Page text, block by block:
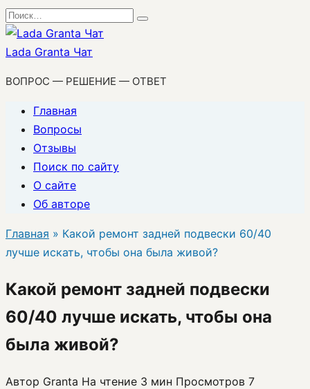
Перейти
к
содержанию
Search
for:
Lada Granta Чат
ВОПРОС — РЕШЕНИЕ — ОТВЕТ
Главная
Вопросы
Отзывы
Поиск по сайту
О сайте
Об авторе
Главная » Какой ремонт задней подвески 60/40
лучше искать, чтобы она была живой?
Какой ремонт задней подвески
60/40 лучше искать, чтобы она
была живой?
Автор Granta На чтение 3 мин Просмотров 7